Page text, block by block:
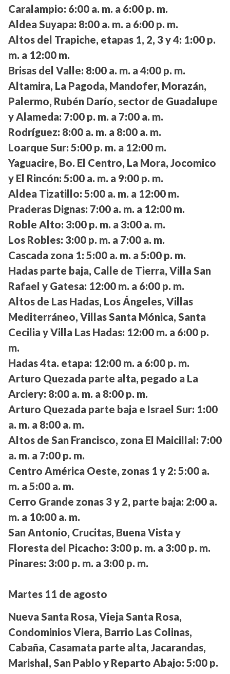
Caralampio: 6:00 a. m. a 6:00 p. m.
Aldea Suyapa: 8:00 a. m. a 6:00 p. m.
Altos del Trapiche, etapas 1, 2, 3 y 4: 1:00 p.
m. a 12:00 m.
Brisas del Valle: 8:00 a. m. a 4:00 p. m.
Altamira, La Pagoda, Mandofer, Morazán,
Palermo, Rubén Darío, sector de Guadalupe
y Alameda: 7:00 p. m. a 7:00 a. m.
Rodríguez: 8:00 a. m. a 8:00 a. m.
Loarque Sur: 5:00 p. m. a 12:00 m.
Yaguacire, Bo. El Centro, La Mora, Jocomico
y El Rincón: 5:00 a. m. a 9:00 p. m.
Aldea Tizatillo: 5:00 a. m. a 12:00 m.
Praderas Dignas: 7:00 a. m. a 12:00 m.
Roble Alto: 3:00 p. m. a 3:00 a. m.
Los Robles: 3:00 p. m. a 7:00 a. m.
Cascada zona 1: 5:00 a. m. a 5:00 p. m.
Hadas parte baja, Calle de Tierra, Villa San
Rafael y Gatesa: 12:00 m. a 6:00 p. m.
Altos de Las Hadas, Los Ángeles, Villas
Mediterráneo, Villas Santa Mónica, Santa
Cecilia y Villa Las Hadas: 12:00 m. a 6:00 p.
m.
Hadas 4ta. etapa: 12:00 m. a 6:00 p. m.
Arturo Quezada parte alta, pegado a La
Arciery: 8:00 a. m. a 8:00 p. m.
Arturo Quezada parte baja e Israel Sur: 1:00
a. m. a 8:00 a. m.
Altos de San Francisco, zona El Maicillal: 7:00
a. m. a 7:00 p. m.
Centro América Oeste, zonas 1 y 2: 5:00 a.
m. a 5:00 a. m.
Cerro Grande zonas 3 y 2, parte baja: 2:00 a.
m. a 10:00 a. m.
San Antonio, Crucitas, Buena Vista y
Floresta del Picacho: 3:00 p. m. a 3:00 p. m.
Pinares: 3:00 p. m. a 3:00 p. m.
Martes 11 de agosto
Nueva Santa Rosa, Vieja Santa Rosa,
Condominios Viera, Barrio Las Colinas,
Cabaña, Casamata parte alta, Jacarandas,
Marishal, San Pablo y Reparto Abajo: 5:00 p.